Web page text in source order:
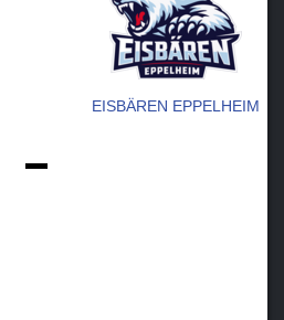
EISBÄREN EPPELHEIM